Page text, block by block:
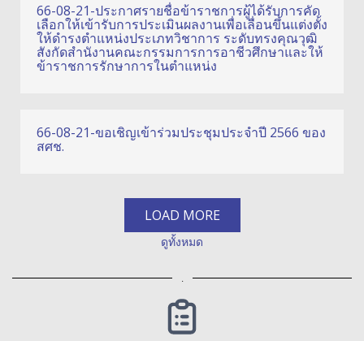
66-08-21-ประกาศรายชื่อข้าราชการผู้ได้รับการคัด
เลือกให้เข้ารับการประเมินผลงานเพื่อเลื่อนขึ้นแต่งตั้ง
ให้ดำรงตำแหน่งประเภทวิชาการ ระดับทรงคุณวุฒิ
สังกัดสำนังานคณะกรรมการการอาชีวศึกษาและให้
ข้าราชการรักษาการในตำแหน่ง
66-08-21-ขอเชิญเข้าร่วมประชุมประจำปี 2566 ของ
สศช.
LOAD MORE
ดูทั้งหมด